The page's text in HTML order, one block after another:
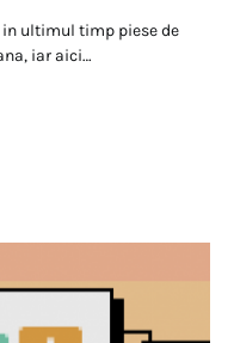
ultimul timp piese de
iar aici…